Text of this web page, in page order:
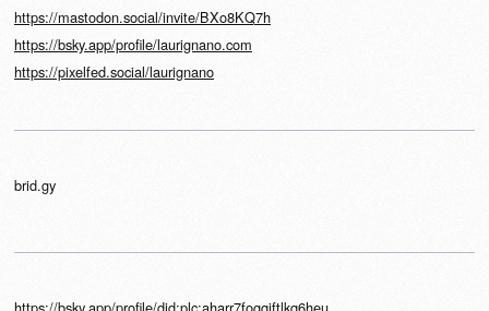
https://mastodon.social/invite/BXo8KQ7h
https://bsky.app/profile/laurignano.com
https://pixelfed.social/laurignano
brid.gy